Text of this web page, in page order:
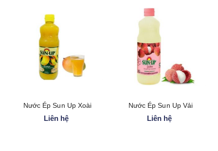
Nước Ép Sun Up Xoài
Liên hệ
Nước Ép Sun Up Vải
Liên hệ